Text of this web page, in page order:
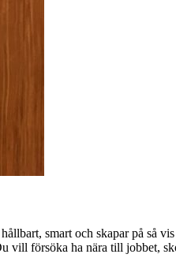
smart och skapar på så
vill försöka ha nära till jobbet,